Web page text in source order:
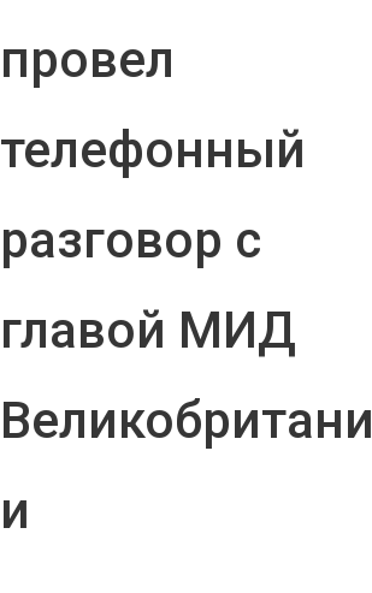
провел
телефонный
разговор с
главой МИД
Великобритани
и